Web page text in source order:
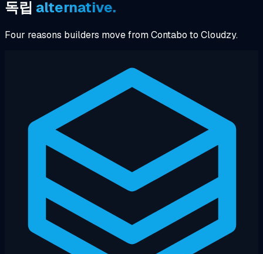
독립 alternative.
Four reasons builders move from Contabo to Cloudzy.